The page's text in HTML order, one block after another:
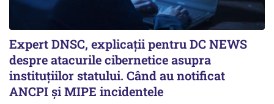
Expert DNSC, explicații pentru DC NEWS
despre atacurile cibernetice asupra
instituțiilor statului. Când au notificat
ANCPI și MIPE incidentele